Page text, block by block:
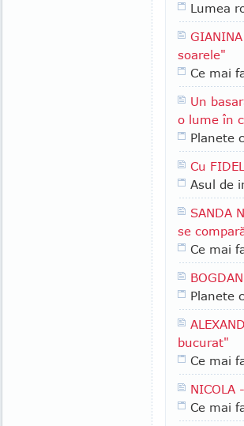
Lumea
soarele"
Ce mai
Un
o lume în
Planete
Cu
Asul de
SANDA
se
Ce mai
Planete
bucurat"
Ce mai
NICOLA
Ce mai